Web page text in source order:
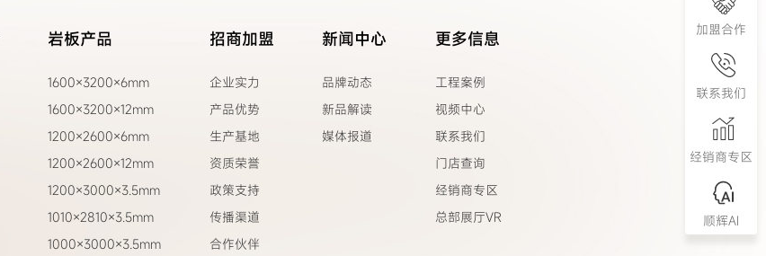
岩板产品
1600×3200×6mm
1600×3200×12mm
1200×2600×6mm
1200×2600×12mm
1200×3000×3.5mm
1010×2810×3.5mm
1000×3000×3.5mm
招商加盟
企业实力
产品优势
生产基地
资质荣誉
政策支持
传播渠道
合作伙伴
新闻中心
品牌动态
新品解读
媒体报道
更多信息
工程案例
视频中心
联系我们
门店查询
经销商专区
总部展厅VR
加盟合作
联系我们
经销商专区
顺辉AI